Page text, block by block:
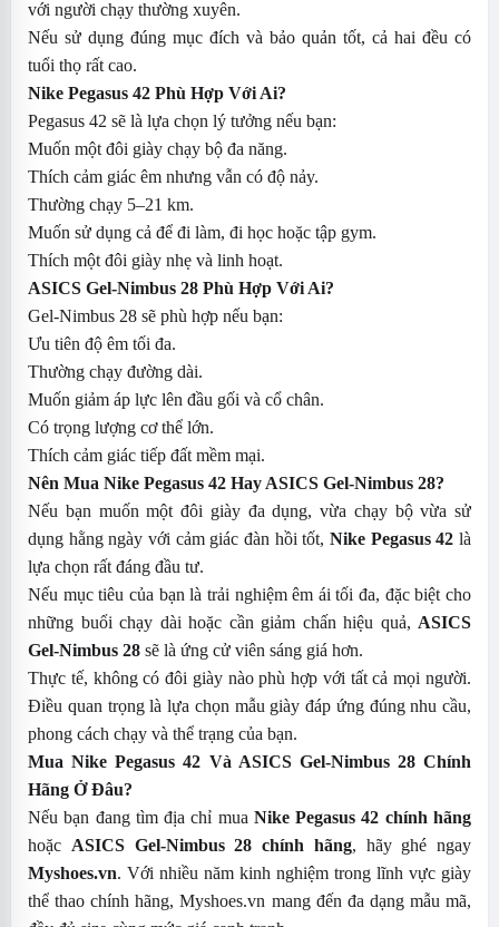
với người chạy thường xuyên.
Nếu sử dụng đúng mục đích và bảo quản tốt, cả hai đều có
tuổi thọ rất cao.
Nike Pegasus 42 Phù Hợp Với Ai?
Pegasus 42 sẽ là lựa chọn lý tưởng nếu bạn:
Muốn một đôi giày chạy bộ đa năng.
Thích cảm giác êm nhưng vẫn có độ nảy.
Thường chạy 5–21 km.
Muốn sử dụng cả để đi làm, đi học hoặc tập gym.
Thích một đôi giày nhẹ và linh hoạt.
ASICS Gel-Nimbus 28 Phù Hợp Với Ai?
Gel-Nimbus 28 sẽ phù hợp nếu bạn:
Ưu tiên độ êm tối đa.
Thường chạy đường dài.
Muốn giảm áp lực lên đầu gối và cổ chân.
Có trọng lượng cơ thể lớn.
Thích cảm giác tiếp đất mềm mại.
Nên Mua Nike Pegasus 42 Hay ASICS Gel-Nimbus 28?
Nếu bạn muốn một đôi giày đa dụng, vừa chạy bộ vừa sử
dụng hằng ngày với cảm giác đàn hồi tốt, Nike Pegasus 42 là
lựa chọn rất đáng đầu tư.
Nếu mục tiêu của bạn là trải nghiệm êm ái tối đa, đặc biệt cho
những buổi chạy dài hoặc cần giảm chấn hiệu quả, ASICS
Gel-Nimbus 28 sẽ là ứng cử viên sáng giá hơn.
Thực tế, không có đôi giày nào phù hợp với tất cả mọi người.
Điều quan trọng là lựa chọn mẫu giày đáp ứng đúng nhu cầu,
phong cách chạy và thể trạng của bạn.
Mua Nike Pegasus 42 Và ASICS Gel-Nimbus 28 Chính
Hãng Ở Đâu?
Nếu bạn đang tìm địa chỉ mua Nike Pegasus 42 chính hãng
hoặc ASICS Gel-Nimbus 28 chính hãng, hãy ghé ngay
Myshoes.vn. Với nhiều năm kinh nghiệm trong lĩnh vực giày
thể thao chính hãng, Myshoes.vn mang đến đa dạng mẫu mã,